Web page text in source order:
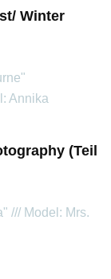
Winter
(Teil